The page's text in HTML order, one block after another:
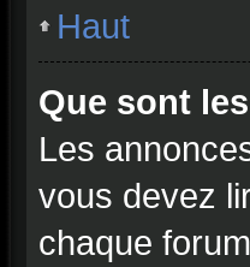
Haut
Que sont
Les
vous devez
chaque